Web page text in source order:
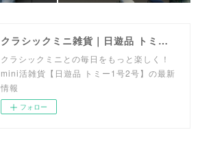
クラシックミニ雑貨｜日遊品 トミー1号2号
クラシックミニとの毎日をもっと楽しく！
mini活雑貨【日遊品 トミー1号2号】の最新
情報
フォロー